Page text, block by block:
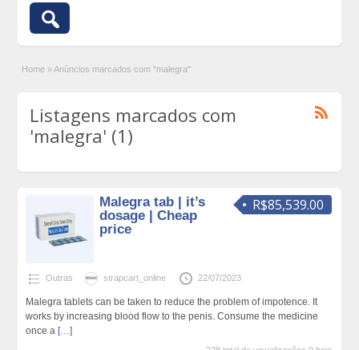
Home » Anúncios marcados com "malegra"
Listagens marcados com
'malegra' (1)
R$85,539.00
Malegra tab | it’s
dosage | Cheap
price
Outras strapcart_online 22/07/2023
Malegra tablets can be taken to reduce the problem of impotence. It
works by increasing blood flow to the penis. Consume the medicine
once a […]